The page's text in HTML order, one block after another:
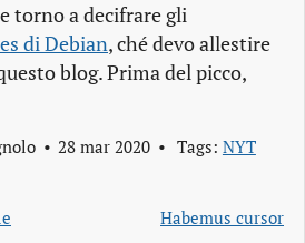
torno a decifrare gli
di Debian, ché devo allestire
blog. Prima del picco,
28 mar 2020 Tags: NYT
Habemus cursor